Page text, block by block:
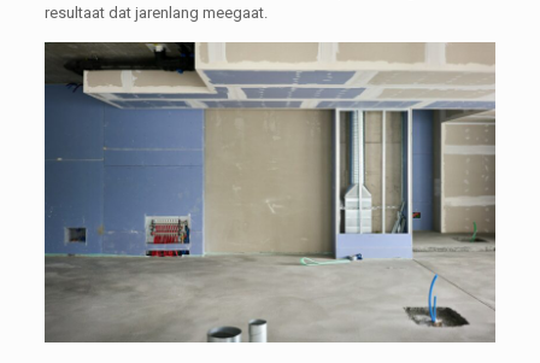
resultaat dat jarenlang meegaat.